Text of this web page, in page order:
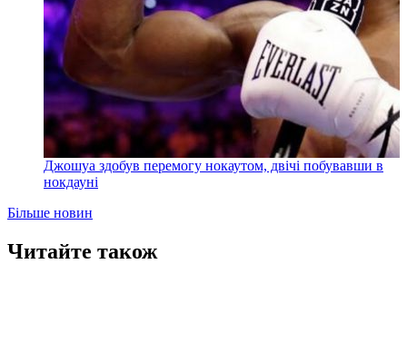
Джошуа здобув перемогу нокаутом, двічі побувавши в
нокдауні
Більше новин
Читайте також